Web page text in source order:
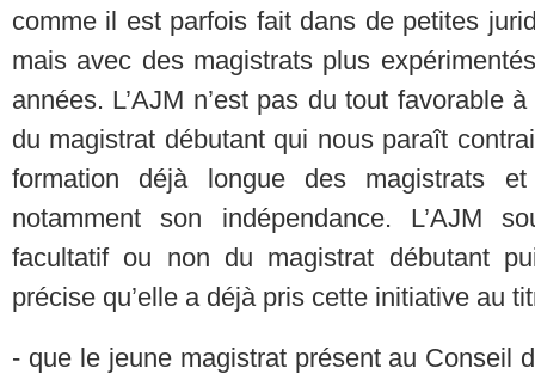
comme il est parfois fait dans de petites
mais avec des magistrats plus
années. L’AJM n’est pas du tout favorable
du magistrat débutant qui nous paraît
formation déjà longue des magistrats
notamment son indépendance. L’AJM
facultatif ou non du magistrat débutant
précise qu’elle a déjà pris cette initiative au
- que le jeune magistrat présent au Conseil